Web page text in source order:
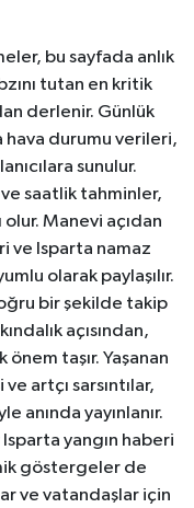
bu sayfada anlık
tutan en kritik
derlenir. Günlük
hava durumu verileri,
sunulur.
saatlik tahminler,
olur. Manevi açıdan
ve Isparta namaz
olarak paylaşılır.
bir şekilde takip
açısından,
taşır. Yaşanan
artçı sarsıntılar,
anında yayınlanır.
yangın haberi
göstergeler de
ve vatandaşlar için